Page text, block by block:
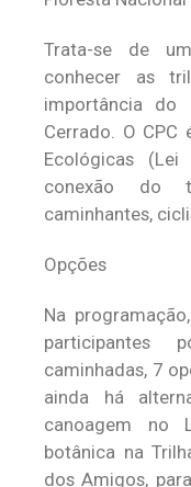
Trata-se de
conhecer as
importância do
Cerrado. O
Ecológicas (Lei
conexão do
caminhantes,
Opções
Na
participantes
caminhadas, 7
ainda há
canoagem no
botânica na
dos Amigos,